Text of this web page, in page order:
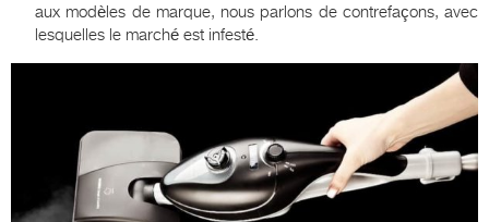
aux modèles de marque, nous parlons de contrefaçons, avec
lesquelles le marché est infesté.